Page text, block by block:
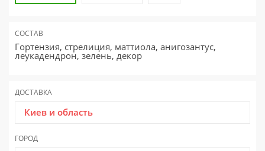
СОСТАВ
Гортензия, стрелиция, маттиола, анигозантус,
леукадендрон, зелень, декор
ДОСТАВКА
Киев и область
ГОРОД